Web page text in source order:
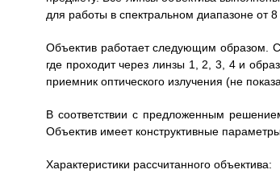
для работы в спектральном диапазоне от
Объектив работает следующим образом.
где проходит через линзы 1, 2, 3, 4 и
приемник оптического излучения (не
В соответствии с предложенным
Объектив имеет конструктивные
Характеристики рассчитанного объектива: